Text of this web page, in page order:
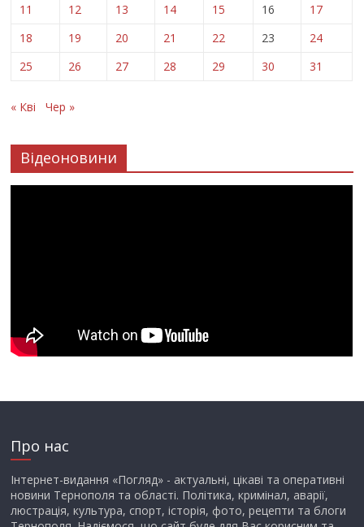
11
12 13 14 15 16
17
18
19 20 21 22 23
24
25
26 27 28 29 30 31
« Кві Чер »
Відеоновини
Про нас
Інтернет-видання «Погляд» - актуальні, цікаві та оперативні
новини Тернополя та області. Політика, кримінал, аварії,
люстрація, культура, спорт, історія, фото, рецепти та блоги